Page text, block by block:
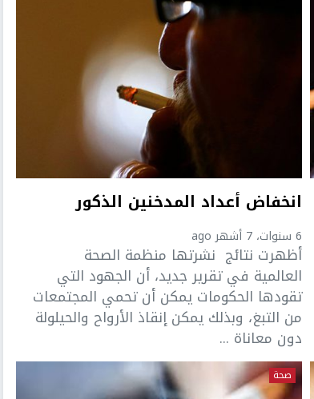
انخفاض أعداد المدخنين الذكور
6 سنوات، 7 أشهر ago
أظهرت نتائج نشرتها منظمة الصحة
العالمية في تقرير جديد، أن الجهود التي
تقودها الحكومات يمكن أن تحمي المجتمعات
من التبغ، وبذلك يمكن إنقاذ الأرواح والحيلولة
دون معاناة ...
صحة